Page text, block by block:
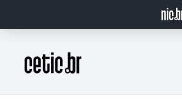
Página inicial